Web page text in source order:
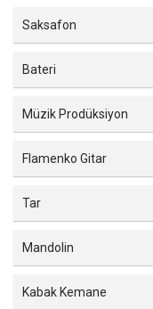
Saksafon
Bateri
Müzik Prodüksiyon
Flamenko Gitar
Tar
Mandolin
Kabak Kemane